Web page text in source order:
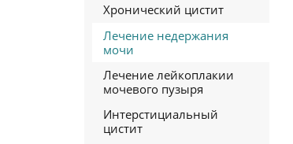
Хронический цистит
Лечение недержания
мочи
Лечение лейкоплакии
мочевого пузыря
Интерстициальный
цистит